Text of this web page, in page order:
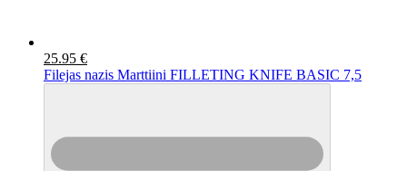
25.95 €
Filejas nazis Marttiini FILLETING KNIFE BASIC 7,5